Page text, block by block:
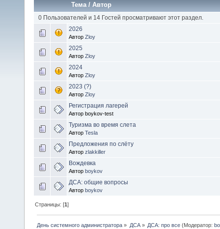
Тема/Автор
0 Пользователей и 14 Гостей просматривают этот раздел.
2026
Автор Zloy
2025
Автор Zloy
2024
Автор Zloy
2023 (?)
Автор Zloy
Регистрация лагерей
Автор boykov-test
Туризма во время слета
Автор Tesla
Предложения по слёту
Автор zlakkiller
Вождевка
Автор boykov
ДСА: общие вопросы
Автор boykov
Страницы: [1]
День системного администратора » ДСА» ДСА: про все(Модератор: